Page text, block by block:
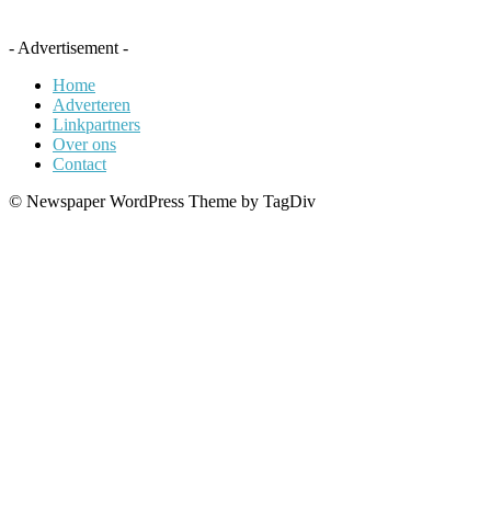
- Advertisement -
Home
Adverteren
Linkpartners
Over ons
Contact
© Newspaper WordPress Theme by TagDiv